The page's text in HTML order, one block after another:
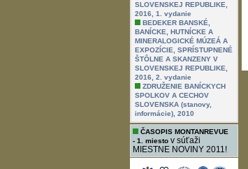
SLOVENSKEJ REPUBLIKE,
2016, 1. vydanie
BEDEKER BANSKÉ,
BANÍCKE, HUTNÍCKE A
MINERALOGICKÉ MÚZEÁ A
EXPOZÍCIE, SPRÍSTUPNENÉ
ŠTÔLNE A SKANZENY V
SLOVENSKEJ REPUBLIKE,
2016, 2. vydanie
ZDRUŽENIE BANÍCKYCH
SPOLKOV A CECHOV
SLOVENSKA (stanovy,
informácie), 2010
ČASOPIS MONTANREVUE
- 1. miesto v súťaži
MIESTNE NOVINY 2011!